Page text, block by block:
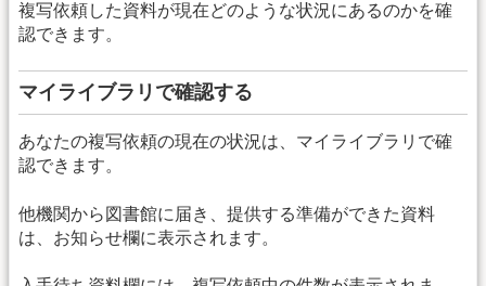
複写依頼した資料が現在どのような状況にあるのかを確
認できます。
マイライブラリで確認する
あなたの複写依頼の現在の状況は、マイライブラリで確
認できます。
他機関から図書館に届き、提供する準備ができた資料
は、お知らせ欄に表示されます。